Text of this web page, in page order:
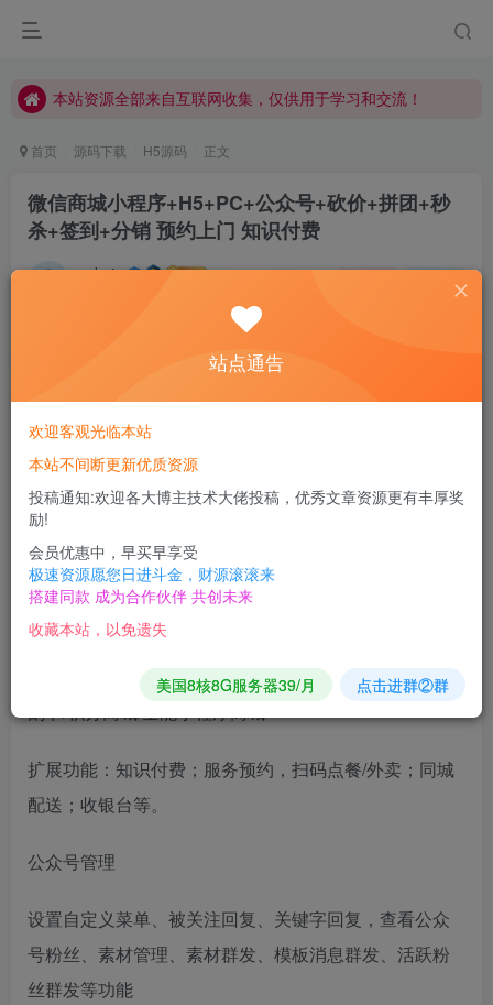
本站资源全部来自互联网收集，仅供用于学习和交流！
首页 源码下载 H5源码 正文
微信商城小程序+H5+PC+公众号+砍价+拼团+秒
杀+签到+分销 预约上门 知识付费
admin 私信
功能介绍 ↓
具体功能咨询客服查看案例演示
商城系统:小程序商城/砍价/拼团/秒杀/预约/多商户/抽/刮
刮卡/积分商城/全能小程序商城
扩展功能：知识付费；服务预约，扫码点餐/外卖；同城
配送；收银台等。
公众号管理
设置自定义菜单、被关注回复、关键字回复，查看公众
号粉丝、素材管理、素材群发、模板消息群发、活跃粉
丝群发等功能
站点通告
欢迎客观光临本站
本站不间断更新优质资源
投稿通知:欢迎各大博主技术大佬投稿，优秀文章资源更有丰厚奖
励!
会员优惠中，早买早享受
极速资源愿您日进斗金，财源滚滚来
搭建同款 成为合作伙伴 共创未来
收藏本站，以免遗失
美国8核8G服务器39/月 点击进群②群